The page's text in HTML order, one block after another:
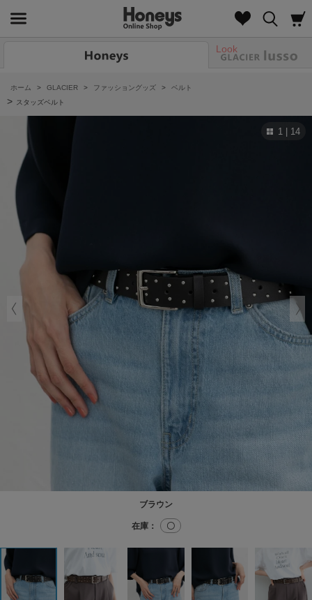
Look
ホーム > GLACIER > ファッショングッズ > ベルト
> スタッズベルト
1 | 14
ブラウン
在庫： 〇